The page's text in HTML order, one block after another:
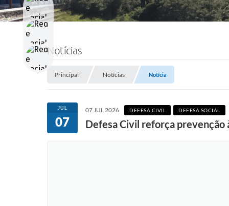
Notícias
Principal Notícias Notícia
JUL
07
07 JUL 2026 DEFESA CIVIL DEFESA SOCIAL
Defesa Civil reforça prevenção